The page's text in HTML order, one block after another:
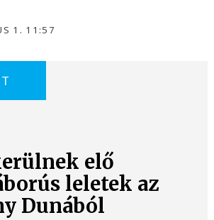
1. 11:57
elő
leletek az
Dunából